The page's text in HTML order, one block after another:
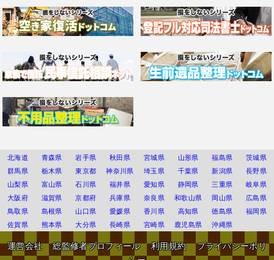
北海道 青森県 岩手県 秋田県 宮城県 山形県 福島県
茨城県
群馬県
栃木県 東京都 神奈川県 埼玉県 千葉県 新潟県
長野県
山梨県
富山県 石川県 福井県 愛知県 静岡県 三重県
岐阜県
大阪府
滋賀県 京都府 兵庫県 奈良県 和歌山県 岡山県
広島県
鳥取県
島根県 山口県 愛媛県 香川県 高知県 徳島県
福岡県
佐賀県
熊本県 大分県 長崎県 宮崎県 鹿児島県 沖縄県
運営会社 総監修者プロフィール 利用規約
プライバシーポリ